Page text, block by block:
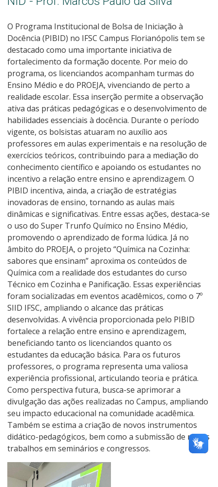
O Programa Institucional de Bolsa de Iniciação à
Docência (PIBID) no IFSC Campus Florianópolis tem se
destacado como uma importante iniciativa de
fortalecimento da formação docente. Por meio do
programa, os licenciandos acompanham turmas do
Ensino Médio e do PROEJA, vivenciando de perto a
realidade escolar. Essa inserção permite a observação
ativa das práticas pedagógicas e o desenvolvimento de
habilidades essenciais à docência. Durante o período
vigente, os bolsistas atuaram no auxílio aos
professores em aulas experimentais e na resolução de
exercícios teóricos, contribuindo para a mediação do
conhecimento científico e apoiando os estudantes no
incentivo a relação entre ensino e aprendizagem. O
PIBID incentiva, ainda, a criação de estratégias
inovadoras de ensino, tornando as aulas mais
dinâmicas e significativas. Entre essas ações, destaca-se
o uso do Super Trunfo Químico no Ensino Médio,
promovendo o aprendizado de forma lúdica. Já no
âmbito do PROEJA, o projeto “Química na Cozinha:
sabores que ensinam” aproxima os conteúdos de
Química com a realidade dos estudantes do curso
Técnico em Cozinha e Panificação. Essas experiências
foram socializadas em eventos acadêmicos, como o 7º
SIID IFSC, ampliando o alcance das práticas
desenvolvidas. A vivência proporcionada pelo PIBID
fortalece a relação entre ensino e aprendizagem,
beneficiando tanto os licenciandos quanto os
estudantes da educação básica. Para os futuros
professores, o programa representa uma valiosa
experiência profissional, articulando teoria e prática.
Como perspectiva futura, busca-se aprimorar a
divulgação das ações realizadas no Campus, ampliando
seu impacto educacional na comunidade acadêmica.
Também se estima a criação de novos instrumentos
didático-pedagógicos, bem como a submissão de novos
trabalhos em seminários e congressos.